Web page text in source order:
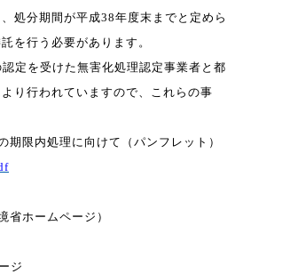
処分期間が平成38年度末ま で と定め ら
を行う必要があ ります。
定を受けた無害化処理認定事業者と 都
り行われていますので、 これらの事
期限内処理に向けて （パンフ レット）
省ホームページ）
ジ